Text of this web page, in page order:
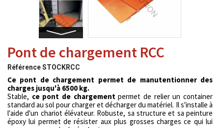
Pont de chargement RCC
RéférenceSTOCKRCC
Ce pont de chargement permet de manutentionner des
charges jusqu'à 6500 kg.
Stable, ce pont de chargement permet de relier un container
standard au sol pour charger et décharger du matériel. Il s'installe à
l'aide d'un chariot élévateur. Robuste, sa structure et sa peinture
époxy lui permet de résister aux plus grosses charges ce qui lui